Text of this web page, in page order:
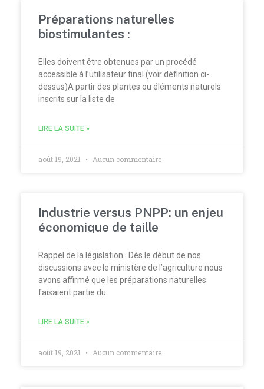
Préparations naturelles
biostimulantes :
Elles doivent être obtenues par un procédé
accessible à l’utilisateur final (voir définition ci-
dessus)A partir des plantes ou éléments naturels
inscrits sur la liste de
LIRE LA SUITE »
août 19, 2021 Aucun commentaire
Industrie versus PNPP: un enjeu
économique de taille
Rappel de la législation : Dès le début de nos
discussions avec le ministère de l’agriculture nous
avons affirmé que les préparations naturelles
faisaient partie du
LIRE LA SUITE »
août 19, 2021 Aucun commentaire